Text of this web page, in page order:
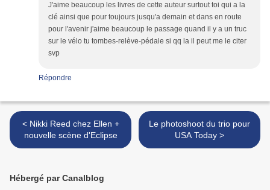
J'aime beaucoup les livres de cette auteur surtout toi qui a la
clé ainsi que pour toujours jusqu'a demain et dans en route
pour l'avenir j'aime beaucoup le passage quand il y a un truc
sur le vélo tu tombes-relève-pédale si qq la il peut me le citer
svp
Répondre
< Nikki Reed chez Ellen +
nouvelle scène d'Eclipse
Le photoshoot du trio pour
USA Today >
Hébergé par Canalblog